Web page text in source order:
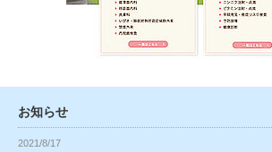
お知らせ
2021/8/17